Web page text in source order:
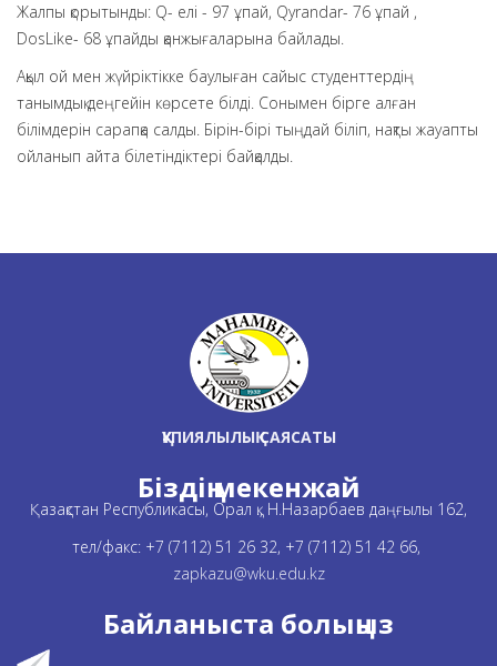
Жалпы қорытынды: Q- елі - 97 ұпай, Qyrandar- 76 ұпай ,
DosLike- 68 ұпайды қанжығаларына байлады.
Ақыл ой мен жүйріктікке баулыған сайыс студенттердің
танымдық деңгейін көрсете білді. Сонымен бірге алған
білімдерін сарапқа салды. Бірін-бірі тыңдай біліп, нақты жауапты
ойланып айта білетіндіктері байқалды.
ҚҰПИЯЛЫЛЫҚ САЯСАТЫ
Біздің мекенжай
Қазақстан Республикасы, Орал қ., Н.Назарбаев даңғылы 162,
тел/факс: +7 (7112) 51 26 32, +7 (7112) 51 42 66,
zapkazu@wku.edu.kz
Байланыста болыңыз